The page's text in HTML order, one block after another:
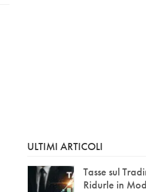
ULTIMI ARTICOLI
Tasse sul
Ridurle in